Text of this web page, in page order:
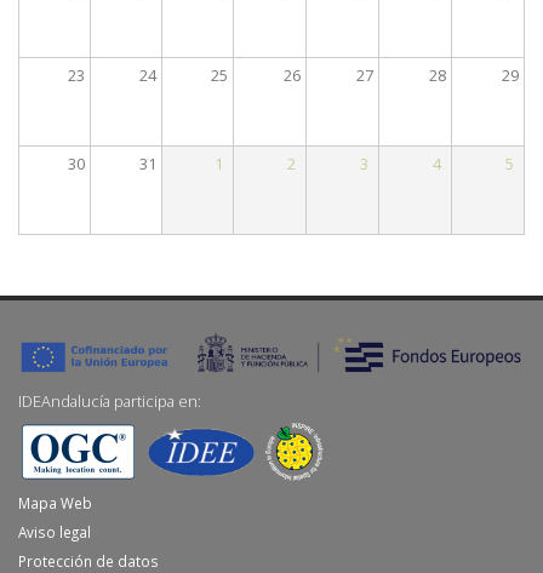
23 24 25 26 27 28 29
30 31 1 2 3 4 5
IDEAndalucía participa en:
Mapa Web
Aviso legal
Protección de datos